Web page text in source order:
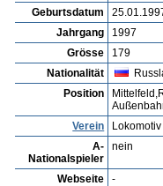
Geburtsdatum
Jahrgang
1997
Grösse
179
Nationalität
Position
Verein
A-
Nationalspieler
nein
Webseite
-